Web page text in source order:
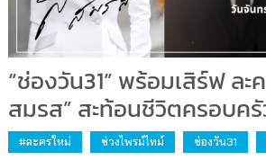
“ช่องวัน31” พร้อมเสิร์ฟ ละ
สมรส” สะท้อนชีวิตครอบค
#ละครใหม่ ช่วงไพรม์ไทม์ ช่องวัน31